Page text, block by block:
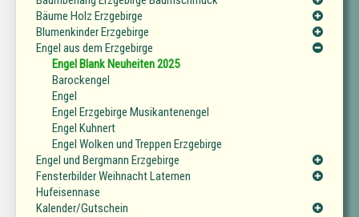
Bäume Holz Erzgebirge
Blumenkinder Erzgebirge
Engel aus dem Erzgebirge
Engel Blank Neuheiten 2025
Barockengel
Engel
Engel Erzgebirge Musikantenengel
Engel Kuhnert
Engel Wolken und Treppen Erzgebirge
Engel und Bergmann Erzgebirge
Fensterbilder Weihnacht Laternen
Hufeisennase
Kalender/Gutschein